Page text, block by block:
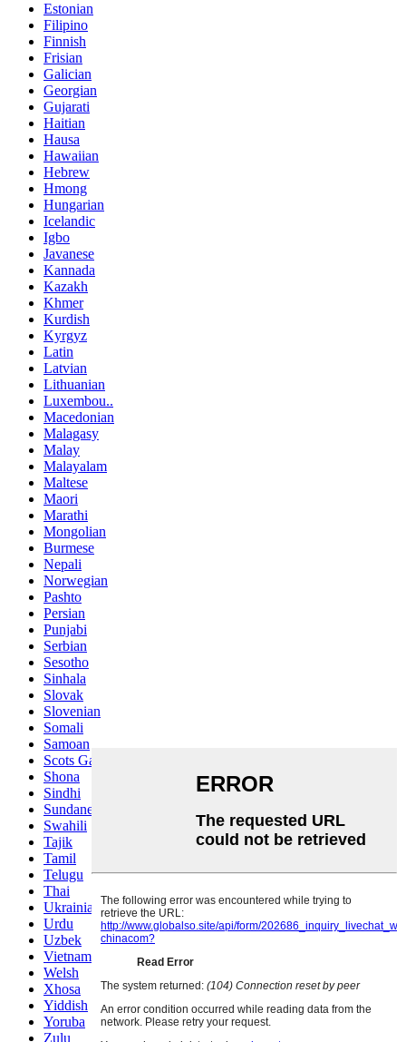
Estonian
Filipino
Finnish
Frisian
Galician
Georgian
Gujarati
Haitian
Hausa
Hawaiian
Hebrew
Hmong
Hungarian
Icelandic
Igbo
Javanese
Kannada
Kazakh
Khmer
Kurdish
Kyrgyz
Latin
Latvian
Lithuanian
Luxembou..
Macedonian
Malagasy
Malay
Malayalam
Maltese
Maori
Marathi
Mongolian
Burmese
Nepali
Norwegian
Pashto
Persian
Punjabi
Serbian
Sesotho
Sinhala
Slovak
Slovenian
Somali
Samoan
Scots Gaelic
Shona
Sindhi
Sundanese
Swahili
Tajik
Tamil
Telugu
Thai
Ukrainian
Urdu
Uzbek
Vietnamese
Welsh
Xhosa
Yiddish
Yoruba
Zulu